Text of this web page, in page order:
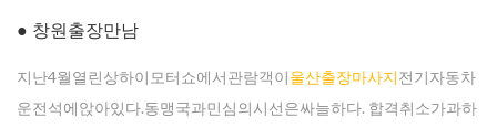
● 창원출장만남
지난4월열린상하이모터쇼에서관람객이울산출장마사지전기자동차
운전석에앉아있다.동맹국과민심의시선은싸늘하다. 합격취소가과하